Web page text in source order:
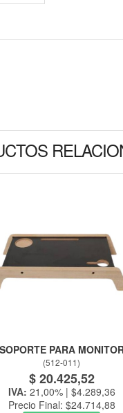
SOPORTE PARA
(512-011)
$ 20.425,52
IVA: 21,00% | $4.289,36
Precio Final: $24.714,88